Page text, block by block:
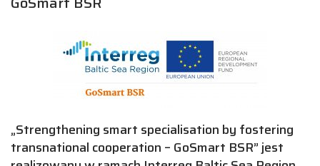
„Strengthening smart specialisation by fostering
transnational cooperation – GoSmart BSR” jest